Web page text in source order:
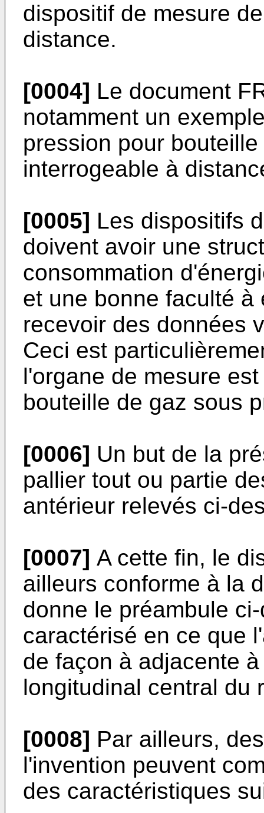
dispositif de mesure
distance.
[0004] Le document
notamment un
pression pour
interrogeable à
[0005] Les dispositifs
doivent avoir une
consommation
et une bonne faculté
recevoir des données
Ceci est
l'organe de mesure
bouteille de gaz sous
[0006] Un but de la
pallier tout ou partie
antérieur relevés ci-
[0007] A cette fin, le
ailleurs conforme à la
donne le préambule
caractérisé en ce que
de façon à adjacente
longitudinal central du
[0008] Par ailleurs,
l'invention peuvent
des caractéristiques